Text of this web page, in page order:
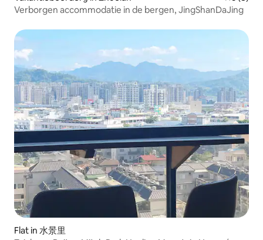
Verborgen accommodatie in de bergen, JingShanDaJing
Flat in 水景里